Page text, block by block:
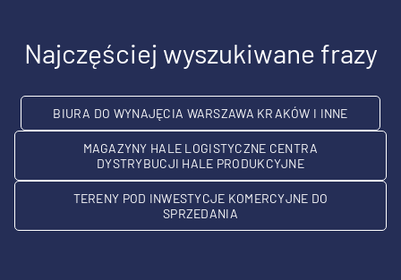
Najczęściej wyszukiwane frazy
BIURA DO WYNAJĘCIA WARSZAWA KRAKÓW I INNE
MAGAZYNY HALE LOGISTYCZNE CENTRA
DYSTRYBUCJI HALE PRODUKCYJNE
TERENY POD INWESTYCJE KOMERCYJNE DO
SPRZEDANIA